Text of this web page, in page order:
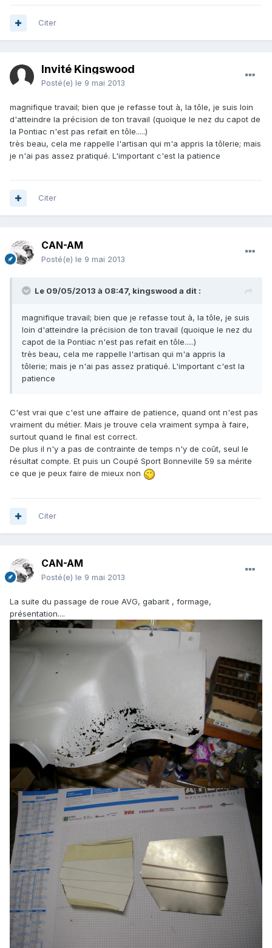
Citer
Invité Kingswood
Posté(e) le 9 mai 2013
magnifique travail; bien que je refasse tout à, la tôle, je suis loin
d'atteindre la précision de ton travail (quoique le nez du capot de
la Pontiac n'est pas refait en tôle.....)
très beau, cela me rappelle l'artisan qui m'a appris la tôlerie; mais
je n'ai pas assez pratiqué. L'important c'est la patience
Citer
CAN-AM
Posté(e) le 9 mai 2013
Le 09/05/2013 à 08:47, kingswood a dit :
magnifique travail; bien que je refasse tout à, la tôle, je suis
loin d'atteindre la précision de ton travail (quoique le nez du
capot de la Pontiac n'est pas refait en tôle.....)
très beau, cela me rappelle l'artisan qui m'a appris la
tôlerie; mais je n'ai pas assez pratiqué. L'important c'est la
patience
C'est vrai que c'est une affaire de patience, quand ont n'est pas
vraiment du métier. Mais je trouve cela vraiment sympa à faire,
surtout quand le final est correct.
De plus il n'y a pas de contrainte de temps n'y de coût, seul le
résultat compte. Et puis un Coupé Sport Bonneville 59 sa mérite
ce que je peux faire de mieux non
Citer
CAN-AM
Posté(e) le 9 mai 2013
La suite du passage de roue AVG, gabarit , formage,
présentation....